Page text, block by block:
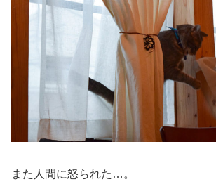
また人間に怒られた…。